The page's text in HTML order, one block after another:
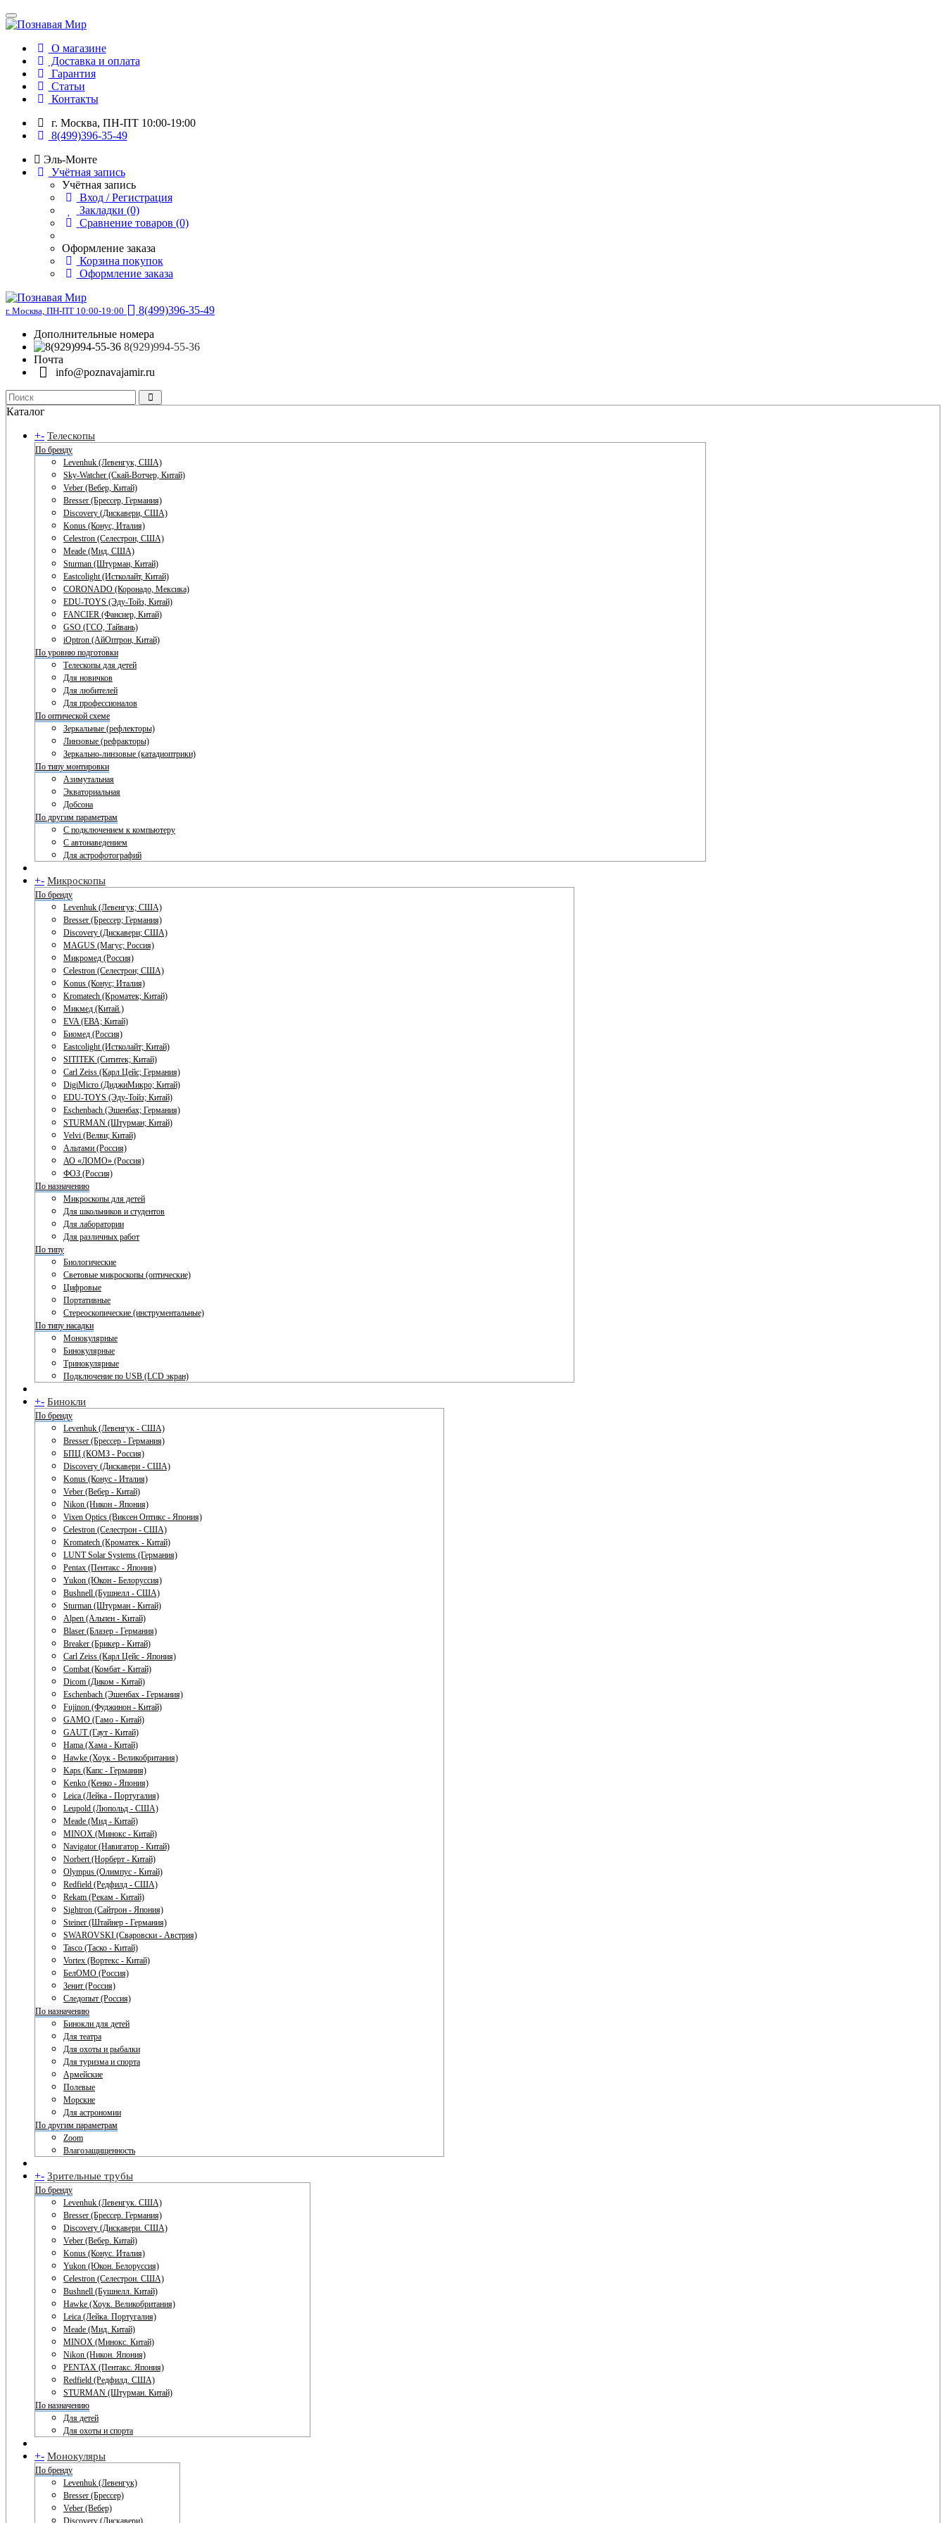
О магазине
Доставка и оплата
Гарантия
Статьи
Контакты
г. Москва, ПН-ПТ 10:00-19:00
8(499)396-35-49
Эль-Монте
Учётная запись
Учётная запись
Вход / Регистрация
Закладки (0)
Сравнение товаров (0)
Оформление заказа
Корзина покупок
Оформление заказа
г. Москва, ПН-ПТ 10:00-19:00
8(499)396-35-49
Дополнительные номера
8(929)994-55-36
Почта
info@poznavajamir.ru
Каталог
+- Телескопы
По бренду
Levenhuk (Левенгук, США)
Sky-Watcher (Скай-Вотчер, Китай)
Veber (Вебер, Китай)
Bresser (Брессер, Германия)
Discovery (Дискавери, США)
Konus (Конус, Италия)
Celestron (Селестрон, США)
Meade (Мид, США)
Sturman (Штурман, Китай)
Eastcolight (Истколайт, Китай)
CORONADO (Коронадо, Мексика)
EDU-TOYS (Эду-Тойз, Китай)
FANCIER (Фансиер, Китай)
GSO (ГСО, Тайвань)
iOptron (АйОптрон, Китай)
По уровню подготовки
Телескопы для детей
Для новичков
Для любителей
Для профессионалов
По оптической схеме
Зеркальные (рефлекторы)
Линзовые (рефракторы)
Зеркально-линзовые (катадиоптрики)
По типу монтировки
Азимутальная
Экваториальная
Добсона
По другим параметрам
С подключением к компьютеру
С автонаведением
Для астрофотографий
+- Микроскопы
По бренду
Levenhuk (Левенгук; США)
Bresser (Брессер; Германия)
Discovery (Дискавери; США)
MAGUS (Магус; Россия)
Микромед (Россия)
Celestron (Селестрон; США)
Konus (Конус; Италия)
Kromatech (Кроматек; Китай)
Микмед (Китай.)
EVA (ЕВА; Китай)
Биомед (Россия)
Eastcolight (Истколайт; Китай)
SITITEK (Сититек; Китай)
Carl Zeiss (Карл Цейс; Германия)
DigiMicro (ДиджиМикро; Китай)
EDU-TOYS (Эду-Тойз; Китай)
Eschenbach (Эшенбах; Германия)
STURMAN (Штурман; Китай)
Velvi (Велви; Китай)
Альтами (Россия)
АО «ЛОМО» (Россия)
ФОЗ (Россия)
По назначению
Микроскопы для детей
Для школьников и студентов
Для лаборатории
Для различных работ
По типу
Биологические
Световые микроскопы (оптические)
Цифровые
Портативные
Стереоскопические (инструментальные)
По типу насадки
Монокулярные
Бинокулярные
Тринокулярные
Подключение по USB (LCD экран)
+- Бинокли
По бренду
Levenhuk (Левенгук - США)
Bresser (Брессер - Германия)
БПЦ (КОМЗ - Россия)
Discovery (Дискавери - США)
Konus (Конус - Италия)
Veber (Вебер - Китай)
Nikon (Никон - Япония)
Vixen Optics (Виксен Оптикс - Япония)
Celestron (Селестрон - США)
Kromatech (Кроматек - Китай)
LUNT Solar Systems (Германия)
Pentax (Пентакс - Япония)
Yukon (Юкон - Белоруссия)
Bushnell (Бушнелл - США)
Sturman (Штурман - Китай)
Alpen (Альпен - Китай)
Blaser (Блазер - Германия)
Breaker (Брикер - Китай)
Carl Zeiss (Карл Цейс - Япония)
Combat (Комбат - Китай)
Dicom (Диком - Китай)
Eschenbach (Эшенбах - Германия)
Fujinon (Фуджинон - Китай)
GAMO (Гамо - Китай)
GAUT (Гаут - Китай)
Hama (Хама - Китай)
Hawke (Хоук - Великобритания)
Kaps (Капс - Германия)
Kenko (Кенко - Япония)
Leica (Лейка - Португалия)
Leupold (Люпольд - США)
Meade (Мид - Китай)
MINOX (Минокс - Китай)
Navigator (Навигатор - Китай)
Norbert (Норберт - Китай)
Olympus (Олимпус - Китай)
Redfield (Редфилд - США)
Rekam (Рекам - Китай)
Sightron (Сайтрон - Япония)
Steiner (Штайнер - Германия)
SWAROVSKI (Сваровски - Австрия)
Tasco (Таско - Китай)
Vortex (Вортекс - Китай)
БелОМО (Россия)
Зенит (Россия)
Следопыт (Россия)
По назначению
Бинокли для детей
Для театра
Для охоты и рыбалки
Для туризма и спорта
Армейские
Полевые
Морские
Для астрономии
По другим параметрам
Zoom
Влагозащищенность
+- Зрительные трубы
По бренду
Levenhuk (Левенгук. США)
Bresser (Брессер. Германия)
Discovery (Дискавери. США)
Veber (Вебер. Китай)
Konus (Конус. Италия)
Yukon (Юкон. Белоруссия)
Celestron (Селестрон. США)
Bushnell (Бушнелл. Китай)
Hawke (Хоук. Великобритания)
Leica (Лейка. Португалия)
Meade (Мид. Китай)
MINOX (Минокс. Китай)
Nikon (Никон. Япония)
PENTAX (Пентакс. Япония)
Redfield (Редфилд. США)
STURMAN (Штурман. Китай)
По назначению
Для детей
Для охоты и спорта
+- Монокуляры
По бренду
Levenhuk (Левенгук)
Bresser (Брессер)
Veber (Вебер)
Discovery (Дискавери)